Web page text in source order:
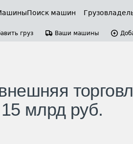
Поиск машин
груз Ваши машины
млрд руб.